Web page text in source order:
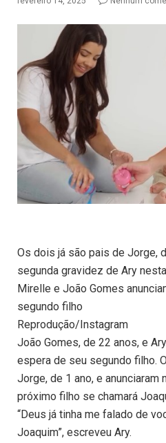
Os dois já são pais de Jorge,
segunda gravidez de Ary
Mirelle e João Gomes
segundo filho
Reprodução/Instagram
João Gomes, de 22 anos, e
espera de seu segundo filho.
Jorge, de 1 ano, e anunciaram
próximo filho se chamará
“Deus já tinha me falado de
Joaquim”, escreveu Ary.